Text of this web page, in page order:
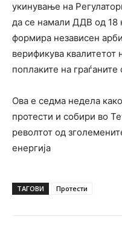
укинување на
да се намали ДДВ од 18
формира независен
верификува квалитетот
поплаките на
Ова е седма недела
протести и собири во
револтот од
енергија
ТАГОВИ Протести